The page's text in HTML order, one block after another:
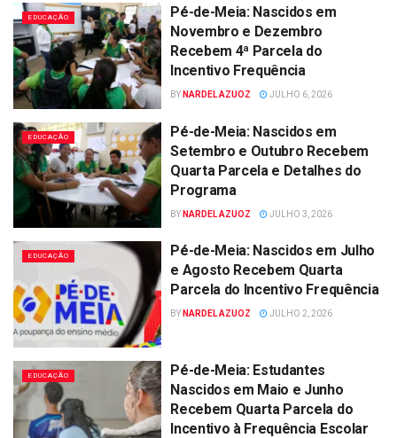
EDUCAÇÃO
Pé-de-Meia: Nascidos em
Novembro e Dezembro
Recebem 4ª Parcela do
Incentivo Frequência
BY NARDEL AZUOZ JULHO 6, 2026
EDUCAÇÃO
Pé-de-Meia: Nascidos em
Setembro e Outubro Recebem
Quarta Parcela e Detalhes do
Programa
BY NARDEL AZUOZ JULHO 3, 2026
EDUCAÇÃO
Pé-de-Meia: Nascidos em Julho
e Agosto Recebem Quarta
Parcela do Incentivo Frequência
BY NARDEL AZUOZ JULHO 2, 2026
EDUCAÇÃO
Pé-de-Meia: Estudantes
Nascidos em Maio e Junho
Recebem Quarta Parcela do
Incentivo à Frequência Escolar